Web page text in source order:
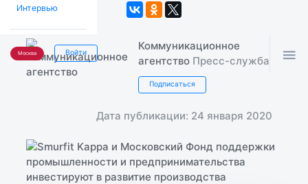
Интервью
Москва Войти 
Коммуникационное
агентство Пресс-служба
Подписаться
Дата публикации: 24 января 2020